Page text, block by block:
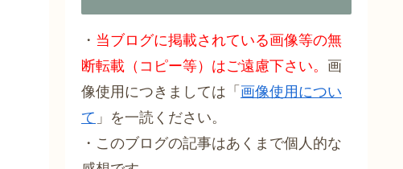
・ 当ブログに掲載されている画像等の無
断転載（コピー等）はご遠慮下さい。 画
像使用につきましては「 画像使用につい
て 」を一読ください。
・このブログの記事はあくまで個人的な